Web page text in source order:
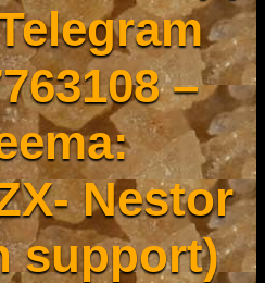
–
Nestor
support)